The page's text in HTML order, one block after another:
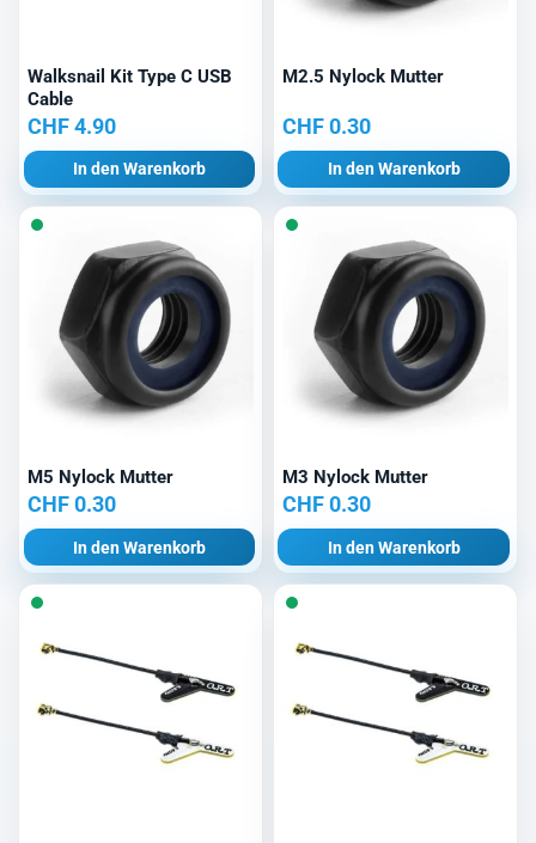
Walksnail Kit Type C USB
Cable
CHF4.90
In den Warenkorb
M2.5 Nylock Mutter
CHF0.30
In den Warenkorb
M5 Nylock Mutter
CHF0.30
In den Warenkorb
M3 Nylock Mutter
CHF0.30
In den Warenkorb